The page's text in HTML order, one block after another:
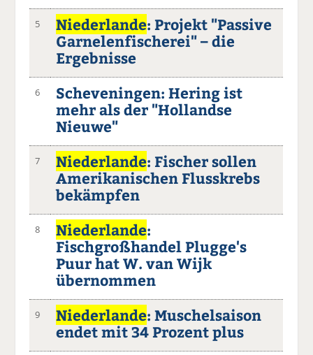
5 Niederlande: Projekt "Passive
Garnelenfischerei" – die
Ergebnisse
6
Scheveningen: Hering ist
mehr als der "Hollandse
Nieuwe"
7 Niederlande: Fischer sollen
Amerikanischen Flusskrebs
bekämpfen
8 Niederlande:
Fischgroßhandel Plugge's
Puur hat W. van Wijk
übernommen
9 Niederlande: Muschelsaison
endet mit 34 Prozent plus